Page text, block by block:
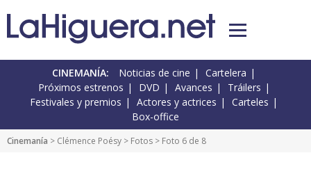
CINEMANÍA: Noticias de cine
Cartelera
Próximos estrenos
DVD Avances
Tráilers
Festivales y premios
Actores y actrices
Carteles
Box-office
Cinemanía > Clémence Poésy > Fotos > Foto 6 de 8